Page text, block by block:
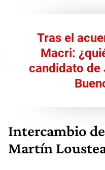
Tras el
Macri:
candidato de
Intercambio
Martín